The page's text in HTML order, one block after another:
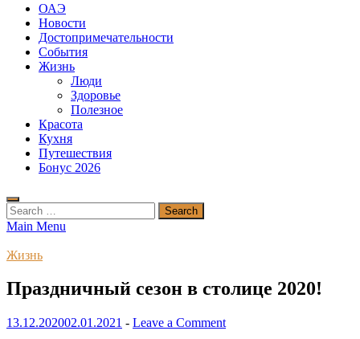
ОАЭ
Новости
Достопримечательности
События
Жизнь
Люди
Здоровье
Полезное
Красота
Кухня
Путешествия
Бонус 2026
Search
for:
Main Menu
Жизнь
Праздничный сезон в столице 2020!
13.12.202002.01.2021 - Leave a Comment